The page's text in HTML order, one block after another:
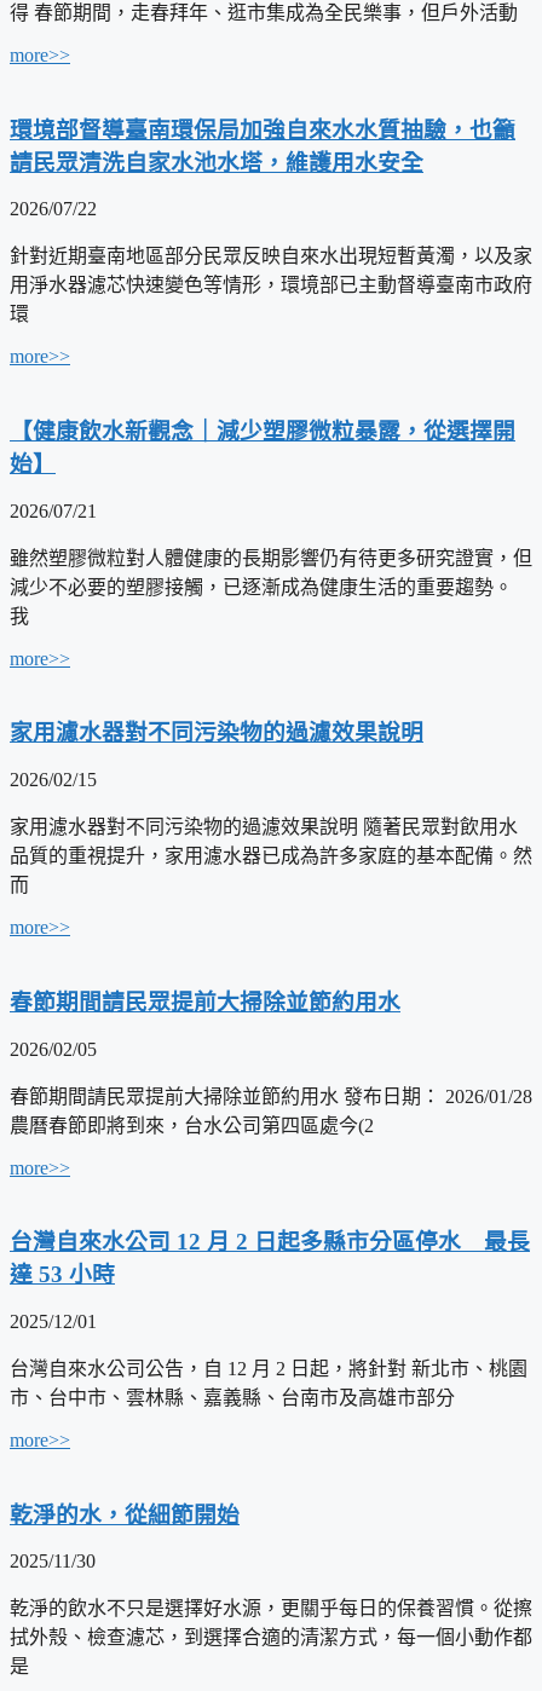
得 春節期間，走春拜年、逛市集成為全民樂事，但戶外活動
more>>
環境部督導臺南環保局加強自來水水質抽驗，也籲
請民眾清洗自家水池水塔，維護用水安全
2026/07/22
針對近期臺南地區部分民眾反映自來水出現短暫黃濁，以及家
用淨水器濾芯快速變色等情形，環境部已主動督導臺南市政府
環
more>>
【健康飲水新觀念｜減少塑膠微粒暴露，從選擇開
始】
2026/07/21
雖然塑膠微粒對人體健康的長期影響仍有待更多研究證實，但
減少不必要的塑膠接觸，已逐漸成為健康生活的重要趨勢。
我
more>>
家用濾水器對不同污染物的過濾效果說明
2026/02/15
家用濾水器對不同污染物的過濾效果說明 隨著民眾對飲用水
品質的重視提升，家用濾水器已成為許多家庭的基本配備。然
而
more>>
春節期間請民眾提前大掃除並節約用水
2026/02/05
春節期間請民眾提前大掃除並節約用水 發布日期： 2026/01/28
農曆春節即將到來，台水公司第四區處今(2
more>>
台灣自來水公司 12 月 2 日起多縣市分區停水 最長
達 53 小時
2025/12/01
台灣自來水公司公告，自 12 月 2 日起，將針對 新北市、桃園
市、台中市、雲林縣、嘉義縣、台南市及高雄市部分
more>>
乾淨的水，從細節開始
2025/11/30
乾淨的飲水不只是選擇好水源，更關乎每日的保養習慣。從擦
拭外殼、檢查濾芯，到選擇合適的清潔方式，每一個小動作都
是